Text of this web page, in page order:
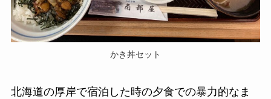
かき丼セット
北海道の厚岸で宿泊した時の夕食での暴力的なま